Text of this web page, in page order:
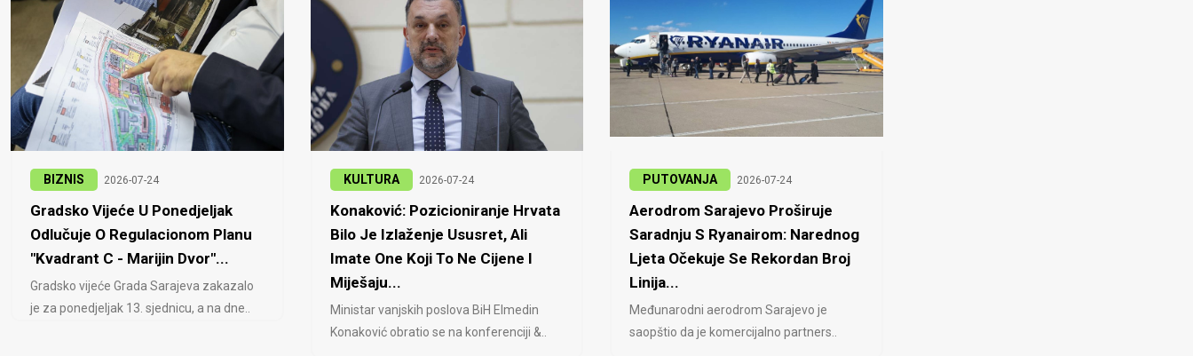
BIZNIS 2026-07-24
Gradsko Vijeće U Ponedjeljak
Odlučuje O Regulacionom Planu
"Kvadrant C - Marijin Dvor"...
Gradsko vijeće Grada Sarajeva zakazalo
je za ponedjeljak 13. sjednicu, a na dne..
KULTURA 2026-07-24
Konaković: Pozicioniranje Hrvata
Bilo Je Izlaženje Ususret, Ali
Imate One Koji To Ne Cijene I
Miješaju...
Ministar vanjskih poslova BiH Elmedin
Konaković obratio se na konferenciji &..
PUTOVANJA 2026-07-24
Aerodrom Sarajevo Proširuje
Saradnju S Ryanairom: Narednog
Ljeta Očekuje Se Rekordan Broj
Linija...
Međunarodni aerodrom Sarajevo je
saopštio da je komercijalno partners..